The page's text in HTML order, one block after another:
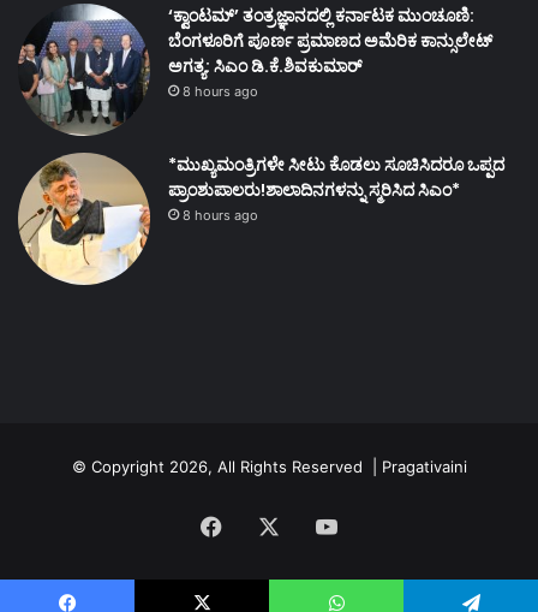
‘ಕ್ವಾಂಟಮ್’ ತಂತ್ರಜ್ಞಾನದಲ್ಲಿ ಕರ್ನಾಟಕ ಮುಂಚೂಣಿ:
ಬೆಂಗಳೂರಿಗೆ ಪೂರ್ಣ ಪ್ರಮಾಣದ ಅಮೆರಿಕ ಕಾನ್ಸುಲೇಟ್
ಅಗತ್ಯ: ಸಿಎಂ ಡಿ.ಕೆ.ಶಿವಕುಮಾರ್
8 hours ago
*ಮುಖ್ಯಮಂತ್ರಿಗಳೇ ಸೀಟು ಕೊಡಲು ಸೂಚಿಸಿದರೂ ಒಪ್ಪದ
ಪ್ರಾಂಶುಪಾಲರು!ಶಾಲಾದಿನಗಳನ್ನು ಸ್ಮರಿಸಿದ ಸಿಎಂ*
8 hours ago
© Copyright 2026, All Rights Reserved | Pragativaini
Facebook YouTube